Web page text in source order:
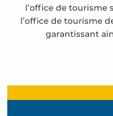
l’office de tourisme
l’office de tourisme
garantissant
La maison du Saule